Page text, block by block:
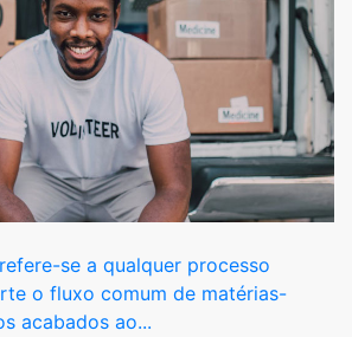
se a qualquer processo
o fluxo comum de matérias-
acabados ao...